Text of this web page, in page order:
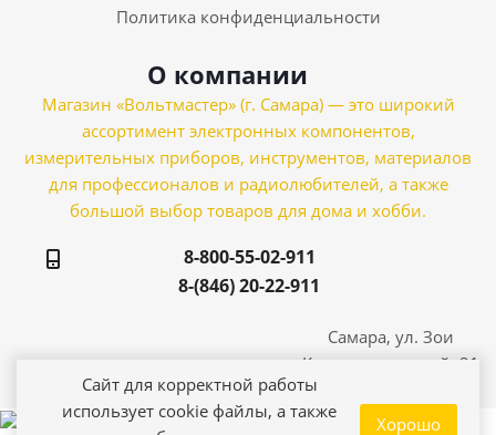
Политика конфиденциальности
О компании
Магазин «Вольтмастер» (г. Самара) — это широкий
ассортимент электронных компонентов,
измерительных приборов, инструментов, материалов
для профессионалов и радиолюбителей, а также
большой выбор товаров для дома и хобби.
8-800-55-02-911
8-(846) 20-22-911
Самара, ул. Зои
Космодемьянской, 21
Сайт для корректной работы
использует cookie файлы, а также
Хорошо